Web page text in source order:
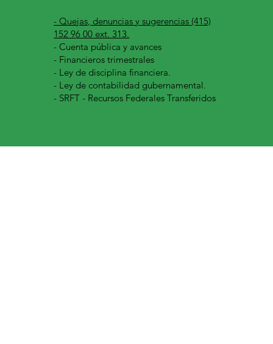
- Quejas, denuncias y sugerencias (415)
152 96 00 ext. 313.
-Cuenta pública y avances
- Financieros trimestrales
- Ley de disciplina financiera.
- Ley de contabilidad gubernamental.
- SRFT - Recursos Federales Transferidos